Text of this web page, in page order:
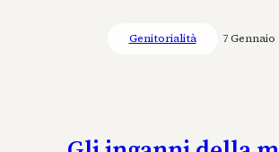
Genitorialità 7 Gennaio